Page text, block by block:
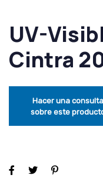
UV-
Cintra